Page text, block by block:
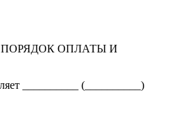
ОПЛАТЫ И
__________ (__________)